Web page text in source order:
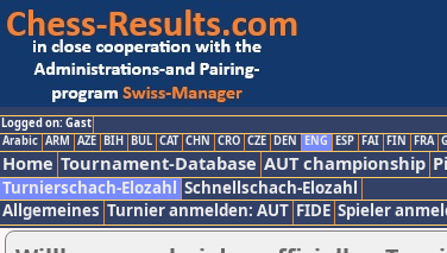
Logged on: Gast
Arabic ARM AZE BIH BUL CAT CHN CRO CZE DEN ENG ESP FAI FIN FRA
Home Tournament-Database AUT championship
Turnierschach-Elozahl Schnellschach-Elozahl
Allgemeines Turnier anmelden: AUT FIDE Spieler